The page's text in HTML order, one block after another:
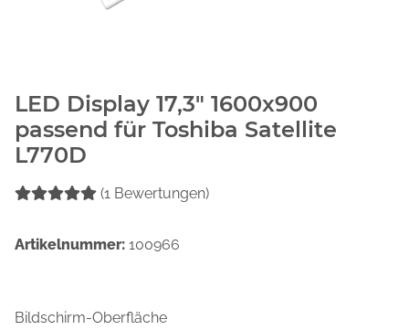
LED Display 17,3" 1600x900
passend für Toshiba Satellite
L770D
(1 Bewertungen)
Artikelnummer: 100966
Bildschirm-Oberfläche